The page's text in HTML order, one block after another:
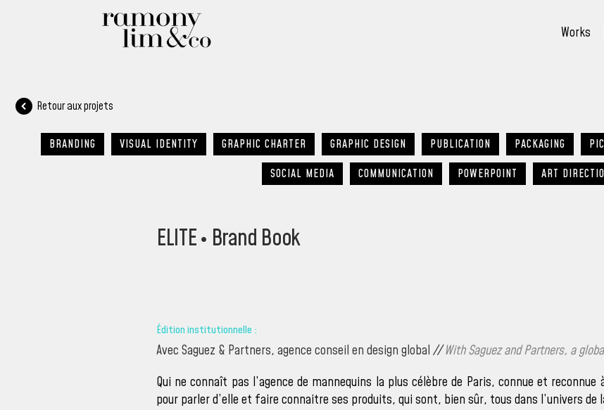
Works
Retour aux projets
BRANDING VISUAL IDENTITY GRAPHIC CHARTER GRAPHIC DESIGN PUBLICATION PACKAGING
SOCIAL MEDIA
COMMUNICATION POWERPOINT ART
ELITE • Brand Book
Édition institutionnelle :
Avec Saguez & Partners, agence conseil en design global //With Saguez and Partners, a
Qui ne connaît pas l’agence de mannequins la plus célèbre de Paris, connue et
pour parler d’elle et faire connaitre ses produits, qui sont, bien sûr, tous dans l’univers de